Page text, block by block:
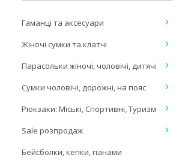
Гаманці та аксесуари
Жіночі сумки та клатчі
Парасольки жіночі, чоловічі, дитячі
Сумки чоловічі, дорожні, на пояс
Рюкзаки: Міські, Спортивні, Туризм
Sale розпродаж
Бейсболки, кепки, панами